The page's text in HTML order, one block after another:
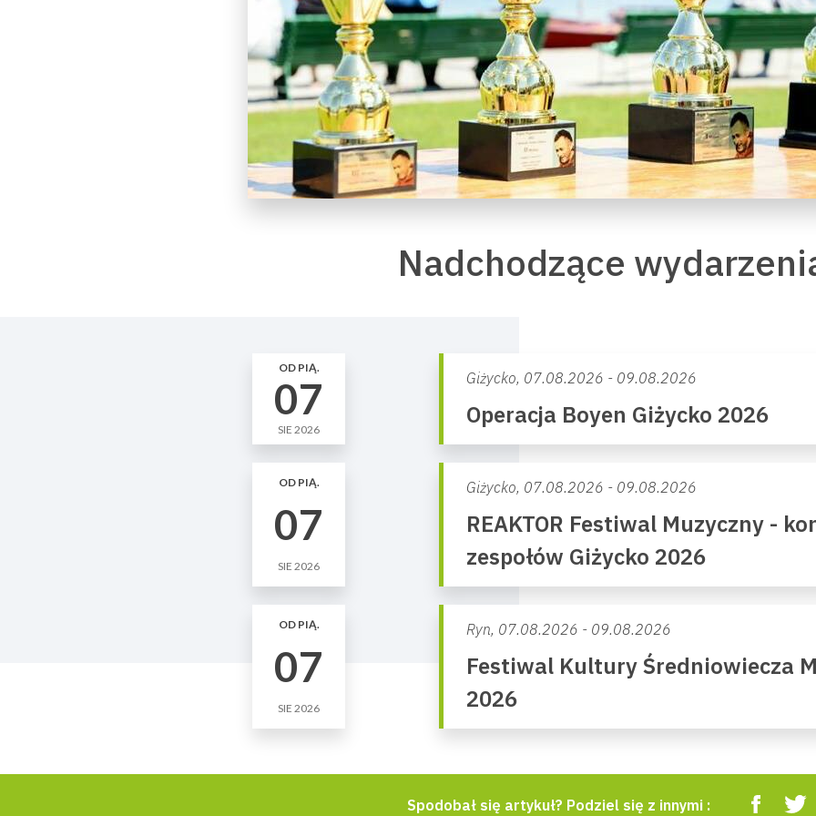
Nadchodzące
OD PIĄ.
07
SIE 2026
Giżycko, 07.08.2026 - 09.08.2026
Operacja Boyen Giżycko 2026
OD PIĄ.
07
SIE 2026
Giżycko, 07.08.2026 - 09.08.2026
REAKTOR Festiwal Muzyczny -
zespołów Giżycko 2026
OD PIĄ.
07
SIE 2026
Ryn, 07.08.2026 - 09.08.2026
Festiwal Kultury Średniowiecza
2026
Spodobał się artykuł? Podziel się z innymi :